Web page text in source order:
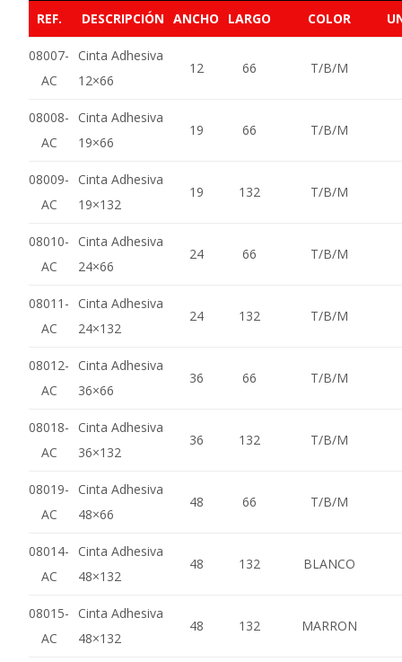
REF. DESCRIPCIÓN ANCHO LARGO COLOR
08007-
AC
Cinta Adhesiva
12×66
12 66 T/B/M
08008-
AC
Cinta Adhesiva
19×66
19 66 T/B/M
08009-
AC
Cinta Adhesiva
19×132
19 132 T/B/M
08010-
AC
Cinta Adhesiva
24×66
24 66 T/B/M
08011-
AC
Cinta Adhesiva
24×132
24 132 T/B/M
08012-
AC
Cinta Adhesiva
36×66
36 66 T/B/M
08018-
AC
Cinta Adhesiva
36×132
36 132 T/B/M
08019-
AC
Cinta Adhesiva
48×66
48 66 T/B/M
08014-
AC
Cinta Adhesiva
48×132
48 132 BLANCO
08015-
AC
Cinta Adhesiva
48×132
48 132 MARRON